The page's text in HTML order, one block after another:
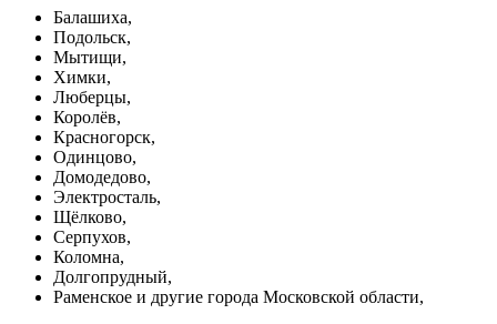
Балашиха,
Подольск,
Мытищи,
Химки,
Люберцы,
Королёв,
Красногорск,
Одинцово,
Домодедово,
Электросталь,
Щёлково,
Серпухов,
Коломна,
Долгопрудный,
Раменское и другие города Московской области,